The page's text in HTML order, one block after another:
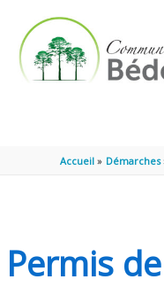
Accueil Démarches
Permis